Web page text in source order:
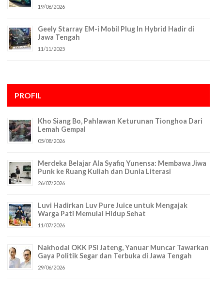
19/06/2026
Geely Starray EM-i Mobil Plug In Hybrid Hadir di
Jawa Tengah
11/11/2025
PROFIL
Kho Siang Bo, Pahlawan Keturunan Tionghoa Dari
Lemah Gempal
05/08/2026
Merdeka Belajar Ala Syafiq Yunensa: Membawa Jiwa
Punk ke Ruang Kuliah dan Dunia Literasi
26/07/2026
Luvi Hadirkan Luv Pure Juice untuk Mengajak
Warga Pati Memulai Hidup Sehat
11/07/2026
Nakhodai OKK PSI Jateng, Yanuar Muncar Tawarkan
Gaya Politik Segar dan Terbuka di Jawa Tengah
29/06/2026